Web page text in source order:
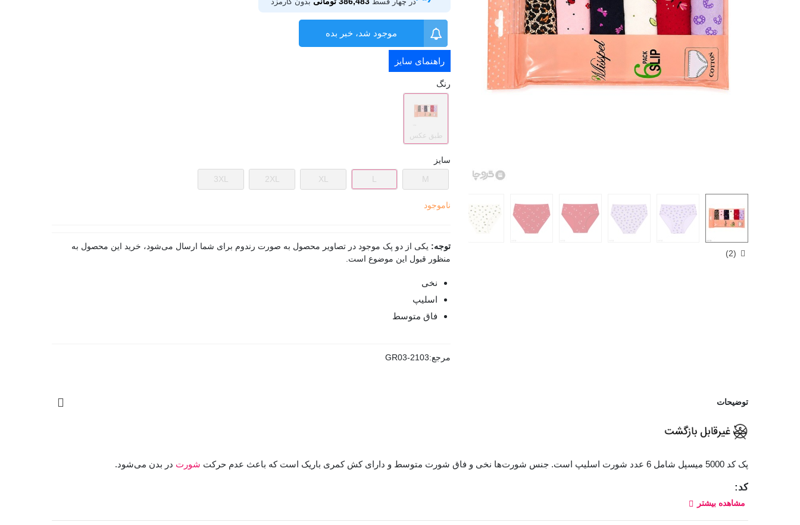
(
2
)
موجود شد، خبر بده
راهنمای سایز
رنگ
طبق عکس
سایز
M
L
XL
2XL
3XL
ناموجود
توجه: یکی از دو پک موجود در تصاویر محصول به صورت رندوم برای شما ارسال می‌شود، خرید این محصول به
منظور قبول این موضوع است.
نخی
اسلیپ
فاق متوسط
مرجع:GR03-2103
توضیحات
پک کد 5000 میسپل شامل 6 عدد شورت اسلیپ است. جنس شورت‌ها نخی و فاق شورت متوسط و دارای کش کمری باریک است که باعث عدم حرکت شورت در بدن می‌شود.
کد:
5000
مشاهده بیشتر